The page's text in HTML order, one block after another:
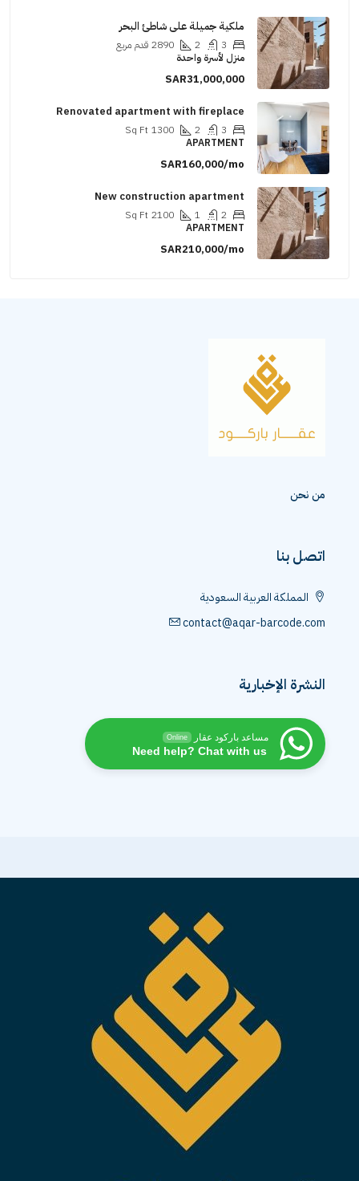
ملكية جميلة على شاطئ البحر
2890 قدم مربع
منزل لأسرة واحدة
SAR31,000,000
Renovated apartment with fireplace
1300
Sq Ft
APARTMENT
SAR160,000/mo
New construction apartment
2100
Sq Ft
APARTMENT
SAR210,000/mo
من نحن
اتصل بنا
المملكة العربية السعودية
contact@aqar-barcode.com
النشرة الإخبارية
مساعد باركود عقار Online
Need help? Chat with us